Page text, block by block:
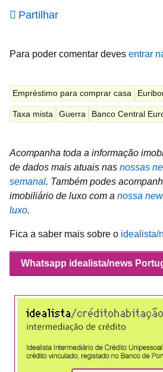
Partilhar
Para poder comentar deves entrar
Empréstimo para comprar casa
Taxa mista Guerra Banco Central
Acompanha toda a informação
de dados mais atuais nas nossas
semanal. Também podes
imobiliário de luxo com a nossa
luxo.
Fica a saber mais sobre o idealista/
Whatsapp idealista/news